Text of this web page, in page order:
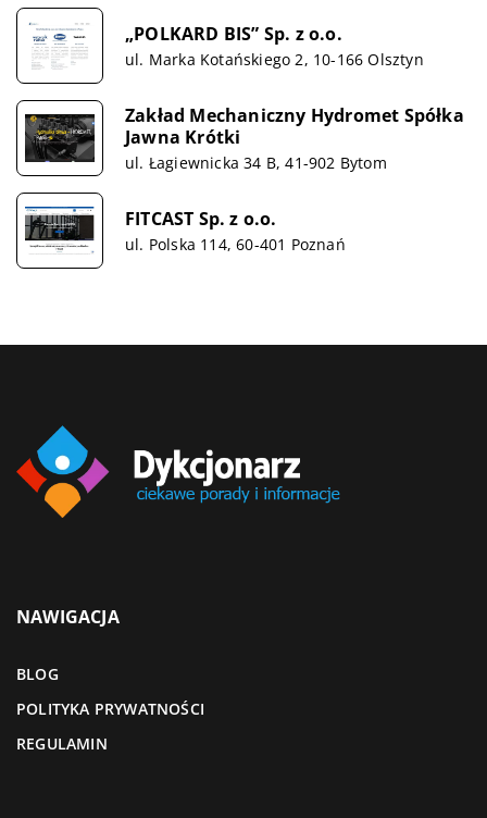
„POLKARD BIS” Sp. z o.o.
ul. Marka Kotańskiego 2, 10-166 Olsztyn
Zakład Mechaniczny Hydromet Spółka
Jawna Krótki
ul. Łagiewnicka 34 B, 41-902 Bytom
FITCAST Sp. z o.o.
ul. Polska 114, 60-401 Poznań
NAWIGACJA
BLOG
POLITYKA PRYWATNOŚCI
REGULAMIN